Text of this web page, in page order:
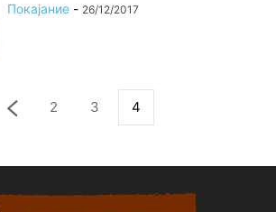
Покајание - 26/12/2017
2 3 4